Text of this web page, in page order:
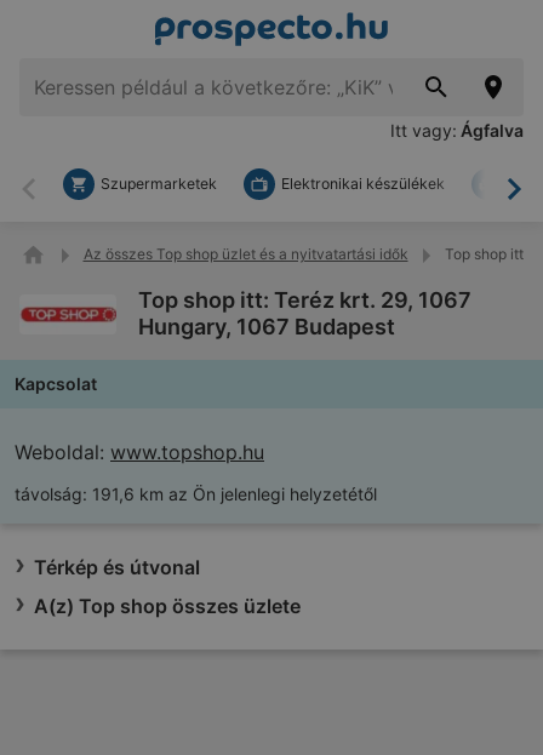
Itt vagy: Ágfalva
Vissza
Szupermarketek Elektronikai készülékek
Az összes Top shop üzlet és a nyitvatartási idők Top shop itt:
Top shop itt: Teréz krt. 29, 1067
Hungary, 1067 Budapest
Kapcsolat
Weboldal: www.topshop.hu
távolság: 191,6 km az Ön jelenlegi helyzetétől
Térkép és útvonal
A(z) Top shop összes üzlete